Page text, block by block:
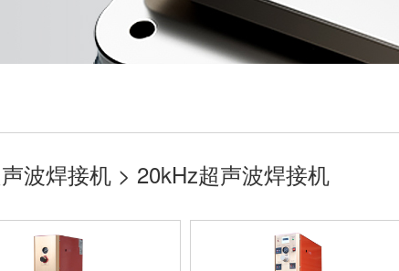
波焊接机 > 20kHz超声波焊接机